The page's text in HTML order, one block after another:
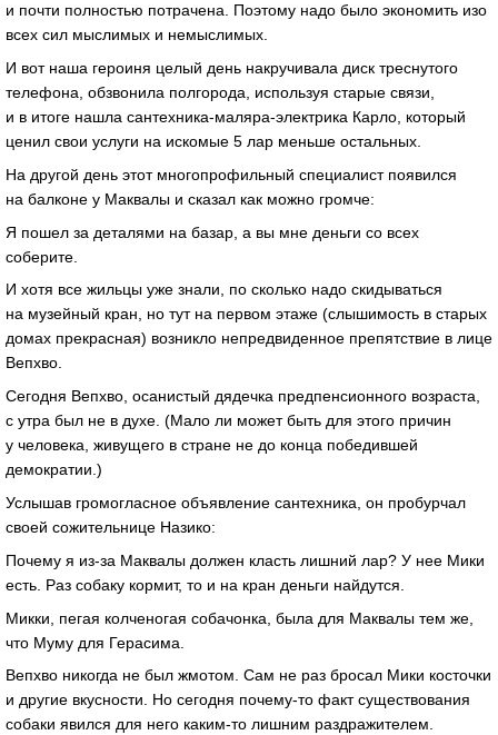
и почти полностью потрачена. Поэтому надо было экономить изо
всех сил мыслимых и немыслимых.
И вот наша героиня целый день накручивала диск треснутого
телефона, обзвонила полгорода, используя старые связи,
и в итоге нашла сантехника-маляра-электрика Карло, который
ценил свои услуги на искомые 5 лар меньше остальных.
На другой день этот многопрофильный специалист появился
на балконе у Маквалы и сказал как можно громче:
Я пошел за деталями на базар, а вы мне деньги со всех
соберите.
И хотя все жильцы уже знали, по сколько надо скидываться
на музейный кран, но тут на первом этаже (слышимость в старых
домах прекрасная) возникло непредвиденное препятствие в лице
Вепхво.
Сегодня Вепхво, осанистый дядечка предпенсионного возраста,
с утра был не в духе. (Мало ли может быть для этого причин
у человека, живущего в стране не до конца победившей
демократии.)
Услышав громогласное объявление сантехника, он пробурчал
своей сожительнице Назико:
Почему я из-за Маквалы должен класть лишний лар? У нее Мики
есть. Раз собаку кормит, то и на кран деньги найдутся.
Микки, пегая колченогая собачонка, была для Маквалы тем же,
что Муму для Герасима.
Вепхво никогда не был жмотом. Сам не раз бросал Мики косточки
и другие вкусности. Но сегодня почему-то факт существования
собаки явился для него каким-то лишним раздражителем.